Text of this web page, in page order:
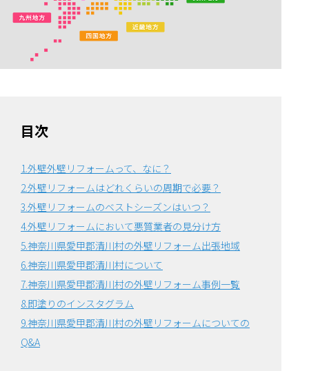
目次
1.外壁外壁リフォームって、なに？
2.外壁リフォームはどれくらいの周期で必要？
3.外壁リフォームのベストシーズンはいつ？
4.外壁リフォームにおいて悪質業者の見分け方
5.神奈川県愛甲郡清川村の外壁リフォーム出張地域
6.神奈川県愛甲郡清川村について
7.神奈川県愛甲郡清川村の外壁リフォーム事例一覧
8.即塗りのインスタグラム
9.神奈川県愛甲郡清川村の外壁リフォームについての
Q&A